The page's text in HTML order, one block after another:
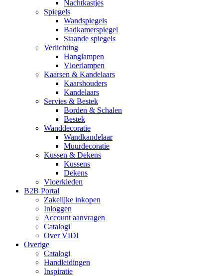
Nachtkastjes
Spiegels
Wandspiegels
Badkamerspiegel
Staande spiegels
Verlichting
Hanglampen
Vloerlampen
Kaarsen & Kandelaars
Kaarshouders
Kandelaars
Servies & Bestek
Borden & Schalen
Bestek
Wanddecoratie
Wandkandelaar
Muurdecoratie
Kussen & Dekens
Kussens
Dekens
Vloerkleden
B2B Portal
Zakelijke inkopen
Inloggen
Account aanvragen
Catalogi
Over VIDI
Overige
Catalogi
Handleidingen
Inspiratie